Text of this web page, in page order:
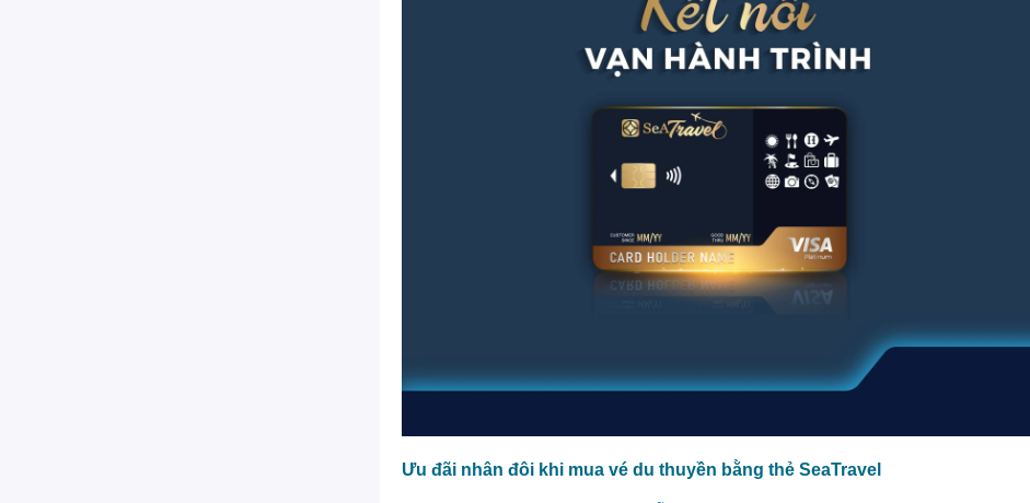
Ưu đãi nhân đôi khi mua vé du thuyền bằng thẻ SeaTravel